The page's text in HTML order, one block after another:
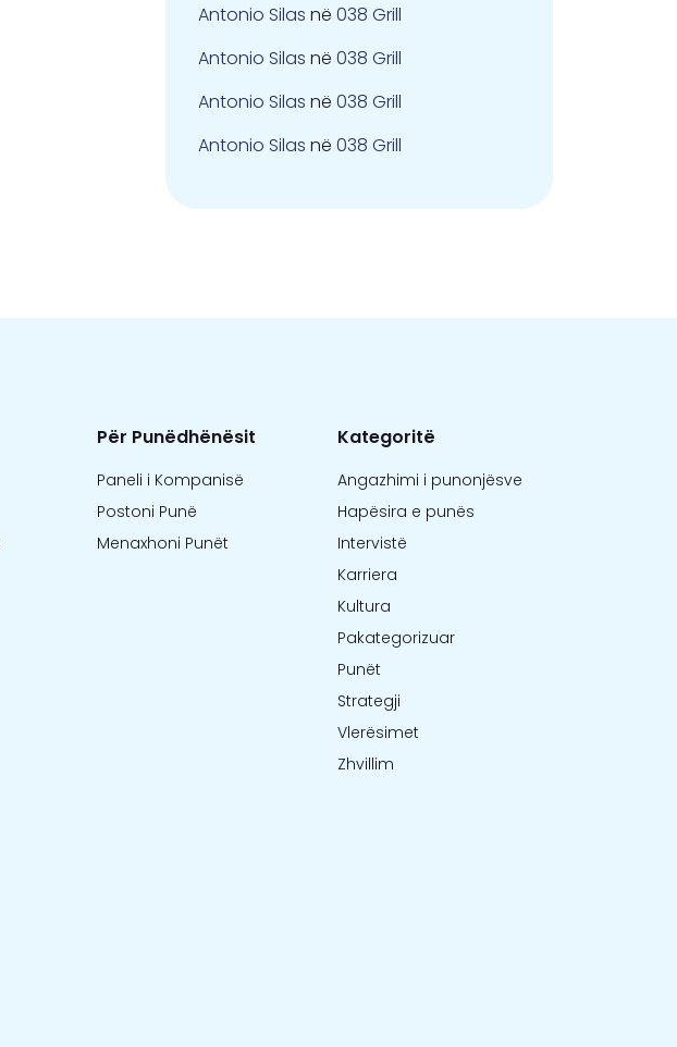
Antonio Silas në 038 Grill
Antonio Silas në 038 Grill
Antonio Silas në 038 Grill
Antonio Silas në 038 Grill
Për Punëdhënësit
Paneli i Kompanisë
Postoni Punë
Menaxhoni Punët
Kategoritë
Angazhimi i punonjësve
Hapësira e punës
Intervistë
Karriera
Kultura
Pakategorizuar
Punët
Strategji
Vlerësimet
Zhvillim